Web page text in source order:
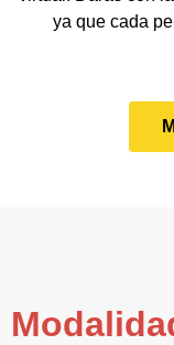
ya que cada